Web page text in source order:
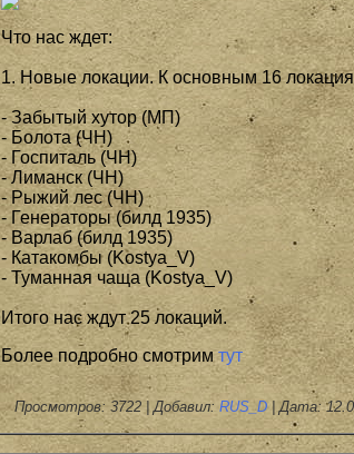
Что нас ждет:
1. Новые локации. К основным 16
- Забытый хутор (МП)
- Болота (ЧН)
- Госпиталь (ЧН)
- Лиманск (ЧН)
- Рыжий лес (ЧН)
- Генераторы (билд 1935)
- Варлаб (билд 1935)
- Катакомбы (Kostya_V)
- Туманная чаща (Kostya_V)
Итого нас ждут 25 локаций.
Более подробно смотримтут
Просмотров: 3722 | Добавил: RUS_D | Дата: